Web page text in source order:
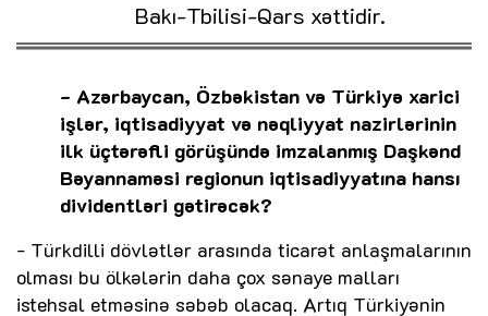
Bakı-Tbilisi-Qars xəttidir.
- Azərbaycan, Özbəkistan və Türkiyə xarici
işlər, iqtisadiyyat və nəqliyyat nazirlərinin
ilk üçtərəfli görüşündə imzalanmış Daşkənd
Bəyannaməsi regionun iqtisadiyyatına hansı
dividentləri gətirəcək?
- Türkdilli dövlətlər arasında ticarət anlaşmalarının
olması bu ölkələrin daha çox sənaye malları
istehsal etməsinə səbəb olacaq. Artıq Türkiyənin